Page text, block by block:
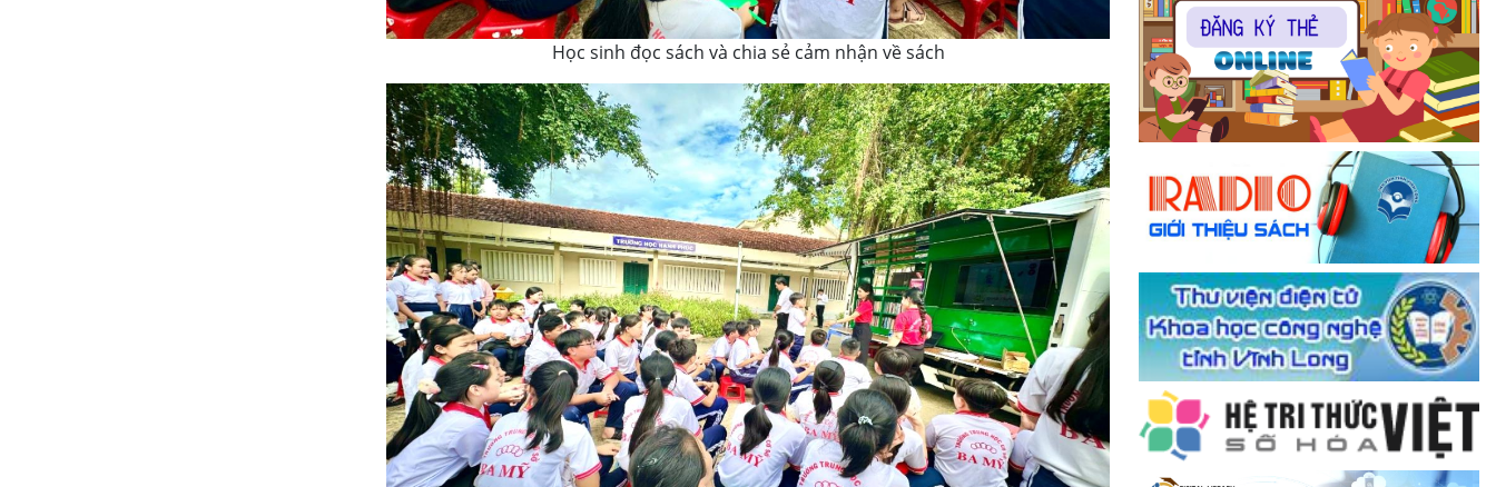
Học sinh đọc sách và chia sẻ cảm nhận về sách